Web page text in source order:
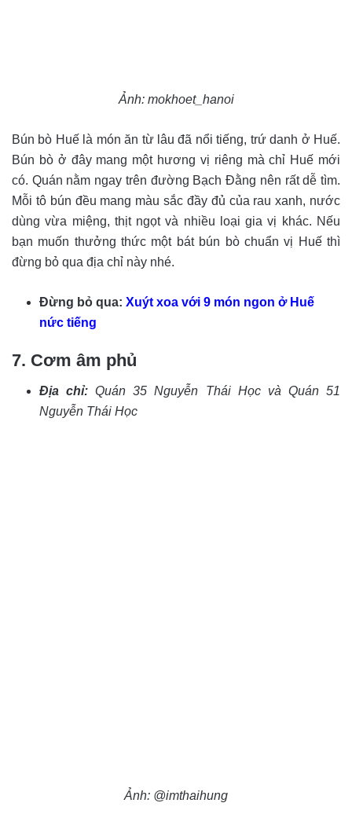
Ảnh: mokhoet_hanoi
Bún bò Huế là món ăn từ lâu đã nổi tiếng, trứ danh ở Huế.
Bún bò ở đây mang một hương vị riêng mà chỉ Huế mới
có. Quán nằm ngay trên đường Bạch Đằng nên rất dễ tìm.
Mỗi tô bún đều mang màu sắc đầy đủ của rau xanh, nước
dùng vừa miệng, thịt ngọt và nhiều loại gia vị khác. Nếu
bạn muốn thưởng thức một bát bún bò chuẩn vị Huế thì
đừng bỏ qua địa chỉ này nhé.
Đừng bỏ qua: Xuýt xoa với 9 món ngon ở Huế
nức tiếng
7. Cơm âm phủ
Địa chỉ: Quán 35 Nguyễn Thái Học và Quán 51
Nguyễn Thái Học
Ảnh: @imthaihung